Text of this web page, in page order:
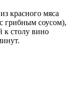
красного мяса
грибным соусом),
к столу вино